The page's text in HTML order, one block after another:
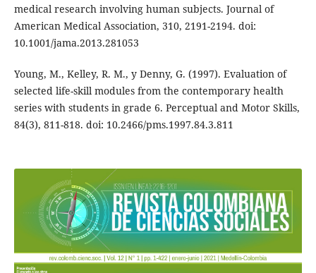
medical research involving human subjects. Journal of
American Medical Association, 310, 2191-2194. doi:
10.1001/jama.2013.281053
Young, M., Kelley, R. M., y Denny, G. (1997). Evaluation of
selected life-skill modules from the contemporary health
series with students in grade 6. Perceptual and Motor Skills,
84(3), 811-818. doi: 10.2466/pms.1997.84.3.811